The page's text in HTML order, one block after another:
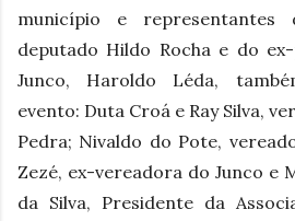
município e
deputado Hildo Rocha e do
Junco, Haroldo Léda,
evento: Duta Croá e Ray Silva,
Pedra; Nivaldo do Pote,
Zezé, ex-vereadora do Junco e
da Silva, Presidente da